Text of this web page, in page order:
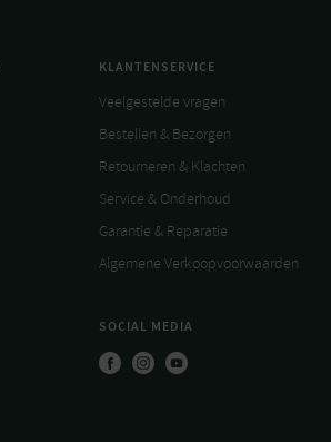
KLANTENSERVICE
Veelgestelde vragen
Bestellen & Bezorgen
Retourneren & Klachten
Service & Onderhoud
Garantie & Reparatie
Algemene Verkoopvoorwaarden
SOCIAL MEDIA